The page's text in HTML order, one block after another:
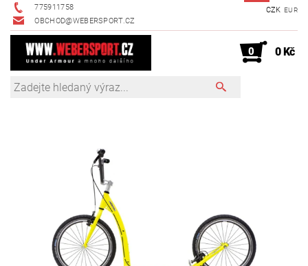
775911758
OBCHOD@WEBERSPORT.CZ
CZK EUR
0 0 Kč